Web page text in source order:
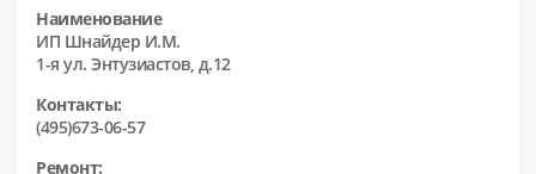
Наименование
ИП Шнайдер И.М.
1-я ул. Энтузиастов, д.12
Контакты:
(495)673-06-57
Ремонт: